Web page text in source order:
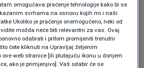
White tvrdi da je planirao
Zuckerberga i Muska u
omogućava praćenje tehnologije kako bi se
svrhama na osnovu kojih mi i naši
Ukoliko je praćenje onemogućeno, neki od
možda neće biti relevantni za vas. Ovaj
odabrati i pritom promijeniti trenutni
ćete kliknuti na Upravljaj željenim
web stranice [ili plutajuću ikonu u donjem
ako je primjenjivo]. Vaš odabir će se